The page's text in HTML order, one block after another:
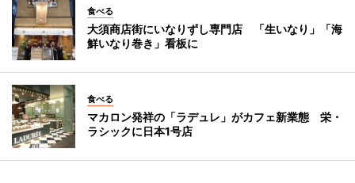
食べる
大須商店街にいなりずし専門店 「生いなり」「海
鮮いなり巻き」看板に
食べる
マカロン発祥の「ラデュレ」がカフェ新業態 栄・
ラシックに日本1号店